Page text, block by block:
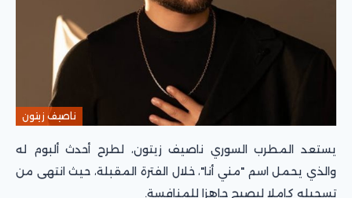
ناصيف زيتون
يستعد المطرب السوري ناصيف زيتون، لطرح أحدث ألبوم له
والذي يحمل اسم "مني أنا"، خلال الفترة المقبلة، حيث انتهى من
تسجيله كاملا ليصبح جاهزا للمنافسة.